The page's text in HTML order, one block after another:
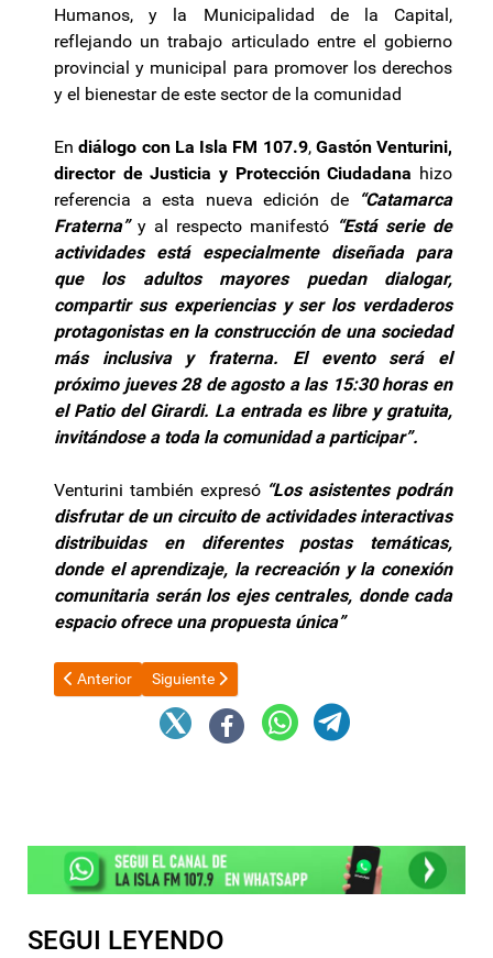
Humanos, y la Municipalidad de la Capital,
reflejando un trabajo articulado entre el gobierno
provincial y municipal para promover los derechos
y el bienestar de este sector de la comunidad
Endiálogo con La Isla FM 107.9, Gastón Venturini,
director de Justicia y Protección Ciudadana hizo
referencia a esta nueva edición de
“Catamarca
Fraterna”y al respecto manifestó “Está serie de
actividades está especialmente diseñada para
que los adultos mayores puedan dialogar,
compartir sus experiencias y ser los verdaderos
protagonistas en la construcción de una sociedad
más inclusiva y fraterna. El evento será el
próximo jueves 28 de agosto a las 15:30 horas en
el Patio del Girardi. La entrada es libre y gratuita,
invitándose a toda la comunidad a participar”.
Venturini también expresó “Los asistentes podrán
disfrutar de un circuito de actividades interactivas
distribuidas en diferentes postas temáticas,
donde el aprendizaje, la recreación y la conexión
comunitaria serán los ejes centrales, donde cada
espacio ofrece una propuesta única”
Artículo anterior: Escándalo de las coimas: la Justicia cree
Anterior Artículo siguiente: Boleto Estudiantil Gratuito:
Siguiente
SEGUI LEYENDO